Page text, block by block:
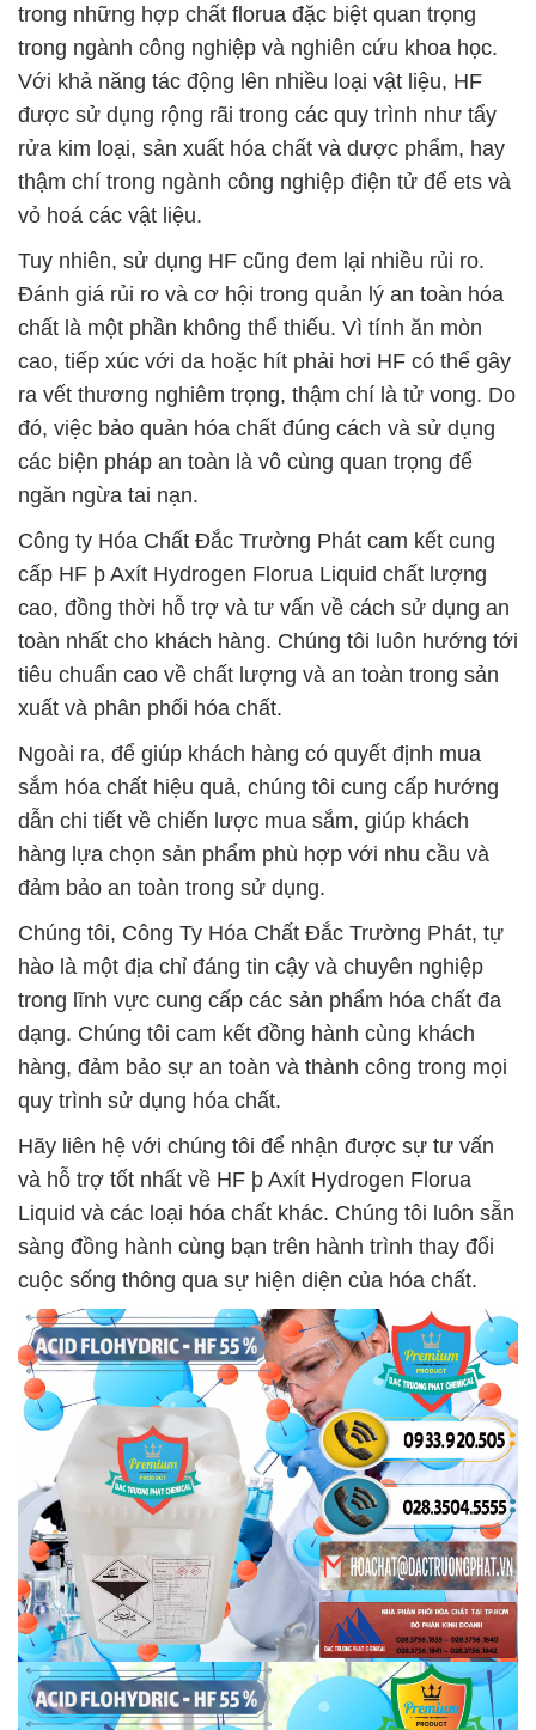
trong những hợp chất florua đặc biệt quan trọng
trong ngành công nghiệp và nghiên cứu khoa học.
Với khả năng tác động lên nhiều loại vật liệu, HF
được sử dụng rộng rãi trong các quy trình như tẩy
rửa kim loại, sản xuất hóa chất và dược phẩm, hay
thậm chí trong ngành công nghiệp điện tử để ets và
vỏ hoá các vật liệu.
Tuy nhiên, sử dụng HF cũng đem lại nhiều rủi ro.
Đánh giá rủi ro và cơ hội trong quản lý an toàn hóa
chất là một phần không thể thiếu. Vì tính ăn mòn
cao, tiếp xúc với da hoặc hít phải hơi HF có thể gây
ra vết thương nghiêm trọng, thậm chí là tử vong. Do
đó, việc bảo quản hóa chất đúng cách và sử dụng
các biện pháp an toàn là vô cùng quan trọng để
ngăn ngừa tai nạn.
Công ty Hóa Chất Đắc Trường Phát cam kết cung
cấp HF þ Axít Hydrogen Florua Liquid chất lượng
cao, đồng thời hỗ trợ và tư vấn về cách sử dụng an
toàn nhất cho khách hàng. Chúng tôi luôn hướng tới
tiêu chuẩn cao về chất lượng và an toàn trong sản
xuất và phân phối hóa chất.
Ngoài ra, để giúp khách hàng có quyết định mua
sắm hóa chất hiệu quả, chúng tôi cung cấp hướng
dẫn chi tiết về chiến lược mua sắm, giúp khách
hàng lựa chọn sản phẩm phù hợp với nhu cầu và
đảm bảo an toàn trong sử dụng.
Chúng tôi, Công Ty Hóa Chất Đắc Trường Phát, tự
hào là một địa chỉ đáng tin cậy và chuyên nghiệp
trong lĩnh vực cung cấp các sản phẩm hóa chất đa
dạng. Chúng tôi cam kết đồng hành cùng khách
hàng, đảm bảo sự an toàn và thành công trong mọi
quy trình sử dụng hóa chất.
Hãy liên hệ với chúng tôi để nhận được sự tư vấn
và hỗ trợ tốt nhất về HF þ Axít Hydrogen Florua
Liquid và các loại hóa chất khác. Chúng tôi luôn sẵn
sàng đồng hành cùng bạn trên hành trình thay đổi
cuộc sống thông qua sự hiện diện của hóa chất.